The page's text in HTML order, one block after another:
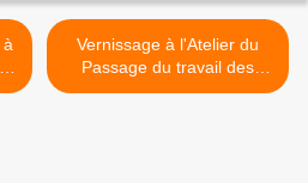
Vernissage à l'Atelier du
Passage du travail des
élèves sur le thème du